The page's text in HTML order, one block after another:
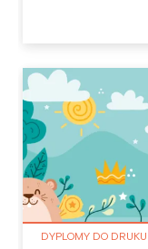
DYPLOMY DO DRUKU